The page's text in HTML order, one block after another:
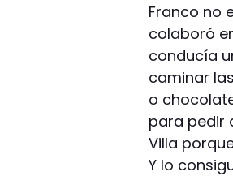
Franco no
colaboró
conducía
caminar
o
para pedir
Villa
Y lo